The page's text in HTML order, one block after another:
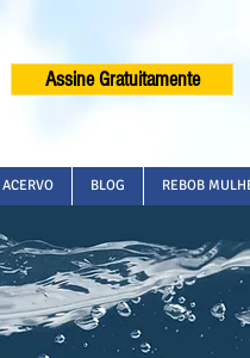
Assine Gratuitamente
ACERVO BLOG REBOB